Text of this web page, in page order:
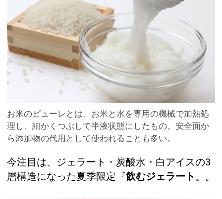
お米のピューレとは、お米と水を専用の機械で加熱処
理し、細かくつぶして半液状態にしたもの。安全面か
ら添加物の代用として使われることも多い。
今注目は、ジェラート・炭酸水・白アイスの3
層構造になった夏季限定『飲むジェラート 』。